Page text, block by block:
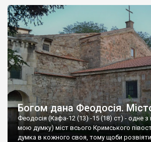
Богом дана Феодосія.
Феодосія (Кафа-12 (13) -15 (18) ст) - одне з
мою думку) міст всього Кримського
думка в кожного своя, тому щоби розвіяти